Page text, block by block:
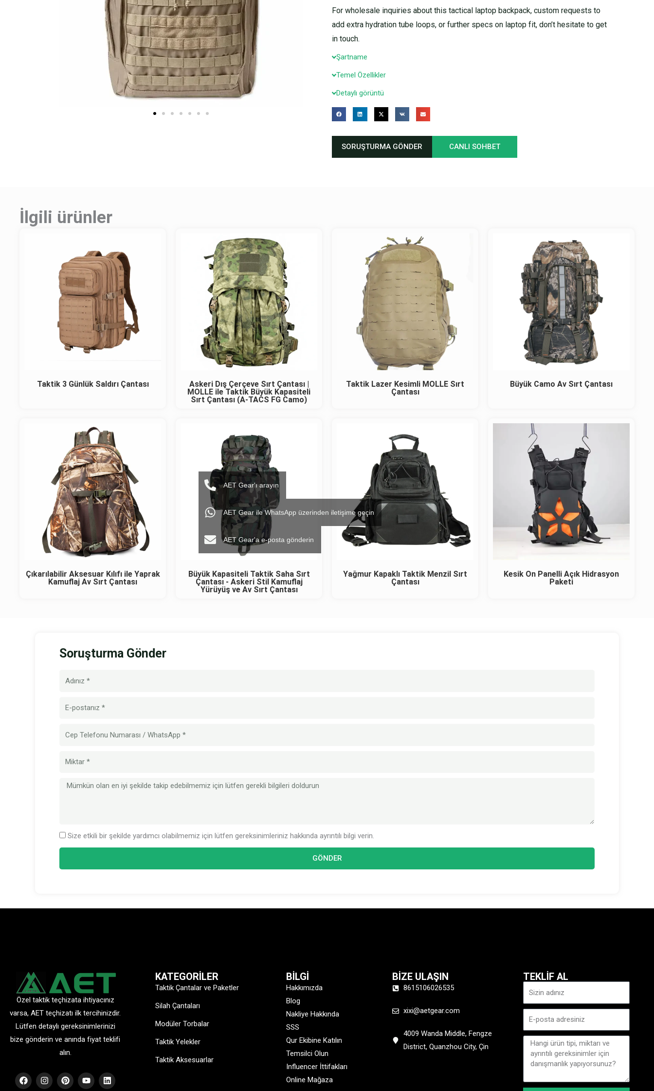
For wholesale inquiries about this tactical laptop backpack, custom requests to
add extra hydration tube loops, or further specs on laptop fit, don’t hesitate to get
in touch.
Şartname
Temel Özellikler
Detaylı görüntü
SORUŞTURMA GÖNDER CANLI SOHBET
İlgili ürünler
Taktik 3 Günlük Saldırı Çantası
Askeri Dış Çerçeve Sırt Çantası |
MOLLE ile Taktik Büyük Kapasiteli
Sırt Çantası (A-TACS FG Camo)
Taktik Lazer Kesimli MOLLE Sırt
Çantası
Büyük Camo Av Sırt Çantası
Çıkarılabilir Aksesuar Kılıfı ile Yaprak
Kamuflaj Av Sırt Çantası
Büyük Kapasiteli Taktik Saha Sırt
Çantası - Askeri Stil Kamuflaj
Yürüyüş ve Av Sırt Çantası
Yağmur Kapaklı Taktik Menzil Sırt
Çantası
Kesik Ön Panelli Açık Hidrasyon
Paketi
Soruşturma Gönder
E-
Miktar
Mesaj
Size etkili bir şekilde yardımcı olabilmemiz için lütfen gereksinimleriniz hakkında ayrıntılı bilgi verin.
GÖNDER
Özel taktik teçhizata ihtiyacınız
varsa, AET teçhizatı ilk tercihinizdir.
Lütfen detaylı gereksinimlerinizi
bize gönderin ve anında fiyat teklifi
alın.
F
a
I
n
P
i
Y
o
L
i
KATEGORİLER
Taktik Çantalar ve Paketler
Silah Çantaları
Modüler Torbalar
Taktik Yelekler
Taktik Aksesuarlar
BİLGİ
Hakkımızda
Blog
Nakliye Hakkında
SSS
Qur Ekibine Katılın
Temsilci Olun
Influencer İttifakları
Online Mağaza
BİZE ULAŞIN
8615106026535
xixi@aetgear.com
4009 Wanda Middle, Fengze
District, Quanzhou City, Çin
TEKLİF AL
E-
posta
Mesaj
AET Gear'ı arayın
AET Gear ile WhatsApp üzerinden iletişime geçin
AET Gear'a e-posta gönderin